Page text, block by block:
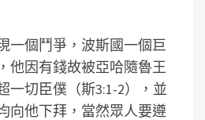
一個鬥爭，波斯國一個巨
他因有錢故被亞哈隨魯王
一切臣僕（斯3:1-2），並
向他下拜，當然眾人要遵